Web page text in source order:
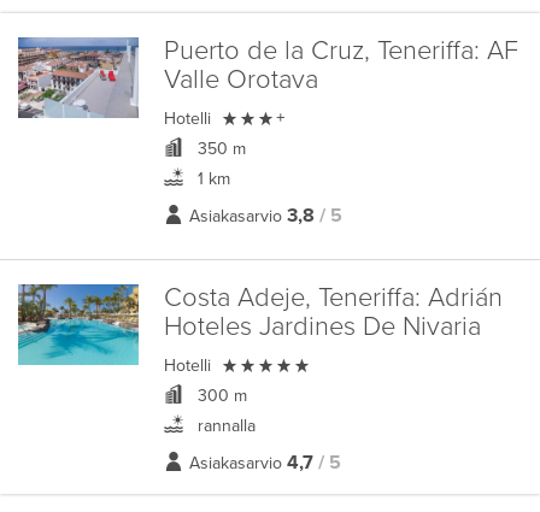
Puerto de la Cruz, Teneriffa: AF
Valle Orotava
Hotelli  +
350 m
1 km
Asiakasarvio 3,8 / 5
Costa Adeje, Teneriffa: Adrián
Hoteles Jardines De Nivaria
Hotelli 
300 m
rannalla
Asiakasarvio 4,7 / 5